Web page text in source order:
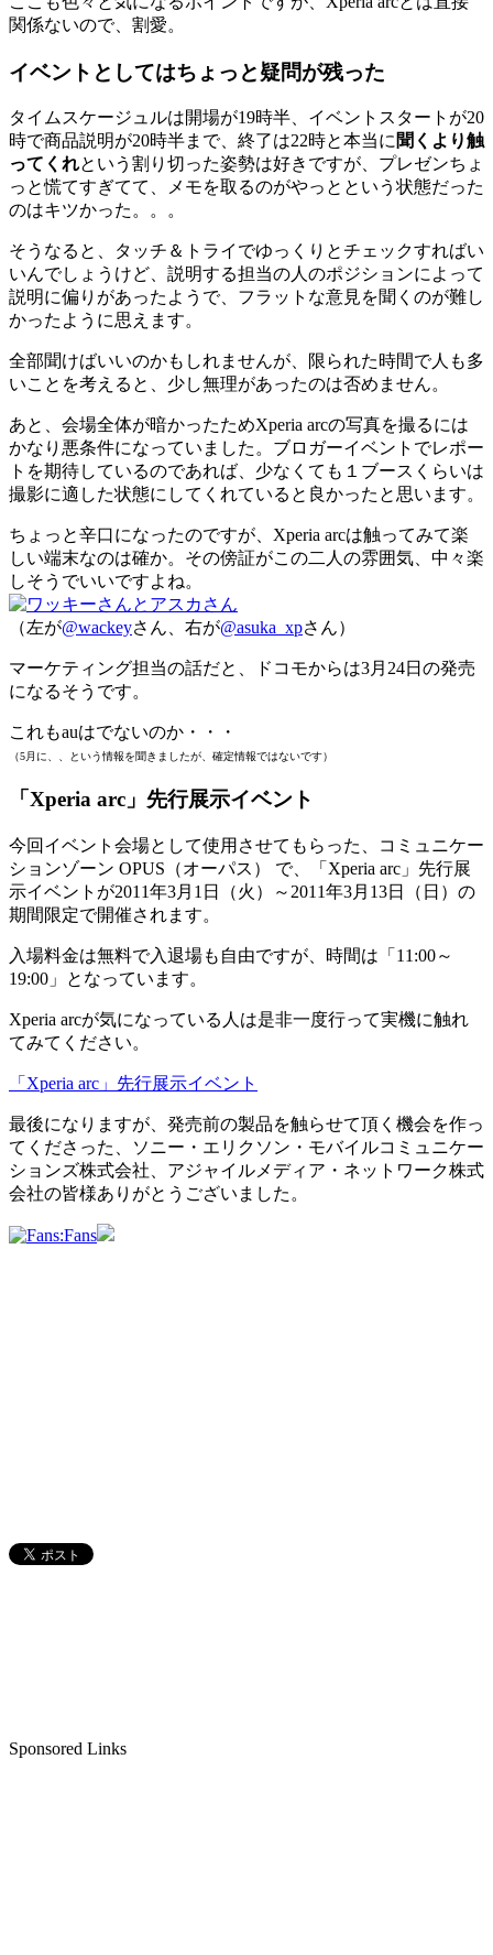
関係ないので、割愛。
イベントとしてはちょっと疑問が残った
タイムスケージュルは開場が19時半、イベントスタートが20
時で商品説明が20時半まで、終了は22時と本当に 聞くより触
ってくれという割り切った姿勢は好きですが、プレゼンちょ
っと慌てすぎてて、メモを取るのがやっとという状態だった
のはキツかった。。。
そうなると、タッチ＆トライでゆっくりとチェックすればい
いんでしょうけど、説明する担当の人のポジションによって
説明に偏りがあったようで、フラットな意見を聞くのが難し
かったように思えます。
全部聞けばいいのかもしれませんが、限られた時間で人も多
いことを考えると、少し無理があったのは否めません。
あと、会場全体が暗かったためXperia arcの写真を撮るには
かなり悪条件になっていました。ブロガーイベントでレポー
トを期待しているのであれば、少なくても１ブースくらいは
撮影に適した状態にしてくれていると良かったと思います。
ちょっと辛口になったのですが、Xperia arcは触ってみて楽
しい端末なのは確か。その傍証がこの二人の雰囲気、中々楽
しそうでいいですよね。
（左が@wackeyさん、右が@asuka_xpさん）
マーケティング担当の話だと、ドコモからは3月24日の発売
になるそうです。
これもauはでないのか・・・
（5月に、、という情報を聞きましたが、確定情報ではないです）
「Xperia arc」先行展示イベント
今回イベント会場として使用させてもらった、コミュニケー
ションゾーン OPUS（オーパス） で、「Xperia arc」先行展
示イベントが2011年3月1日（火）～2011年3月13日（日）の
期間限定で開催されます。
入場料金は無料で入退場も自由ですが、時間は「11:00～
19:00」となっています。
Xperia arcが気になっている人は是非一度行って実機に触れ
てみてください。
「Xperia arc」先行展示イベント
最後になりますが、発売前の製品を触らせて頂く機会を作っ
てくださった、ソニー・エリクソン・モバイルコミュニケー
ションズ株式会社、アジャイルメディア・ネットワーク株式
会社の皆様ありがとうございました。
Sponsored Links